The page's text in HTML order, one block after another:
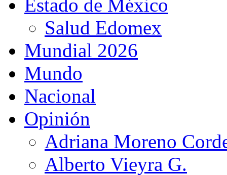
Estado de México
Salud Edomex
Mundial 2026
Mundo
Nacional
Opinión
Adriana Moreno
Alberto Vieyra G.